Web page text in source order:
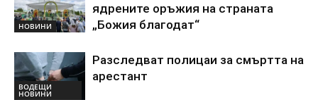
НОВИНИ
ядрените оръжия на страната
„Божия благодат“
ВОДЕЩИ
НОВИНИ
Разследват полицаи за смъртта на
арестант